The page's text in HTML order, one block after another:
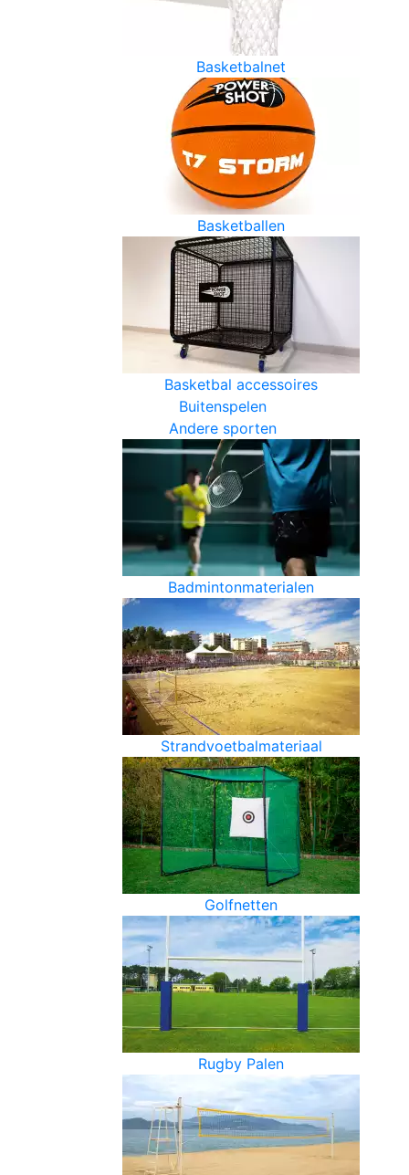
Basketbalnet
Basketballen
Basketbal accessoires
Buitenspelen
Andere sporten
Badmintonmaterialen
Strandvoetbalmateriaal
Golfnetten
Rugby Palen